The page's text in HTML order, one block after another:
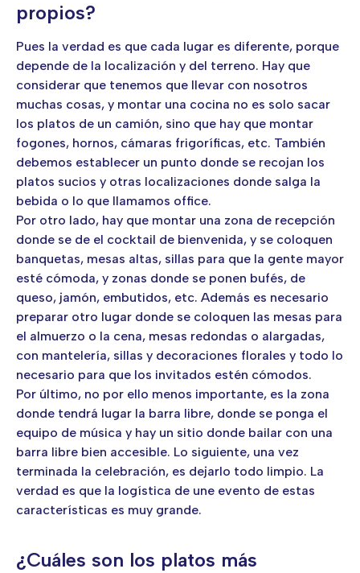
propios?
Pues la verdad es que cada lugar es diferente, porque
depende de la localización y del terreno. Hay que
considerar que tenemos que llevar con nosotros
muchas cosas, y montar una cocina no es solo sacar
los platos de un camión, sino que hay que montar
fogones, hornos, cámaras frigoríficas, etc. También
debemos establecer un punto donde se recojan los
platos sucios y otras localizaciones donde salga la
bebida o lo que llamamos office.
Por otro lado, hay que montar una zona de recepción
donde se de el cocktail de bienvenida, y se coloquen
banquetas, mesas altas, sillas para que la gente mayor
esté cómoda, y zonas donde se ponen bufés, de
queso, jamón, embutidos, etc. Además es necesario
preparar otro lugar donde se coloquen las mesas para
el almuerzo o la cena, mesas redondas o alargadas,
con mantelería, sillas y decoraciones florales y todo lo
necesario para que los invitados estén cómodos.
Por último, no por ello menos importante, es la zona
donde tendrá lugar la barra libre, donde se ponga el
equipo de música y hay un sitio donde bailar con una
barra libre bien accesible. Lo siguiente, una vez
terminada la celebración, es dejarlo todo limpio. La
verdad es que la logística de une evento de estas
características es muy grande.
¿Cuáles son los platos más